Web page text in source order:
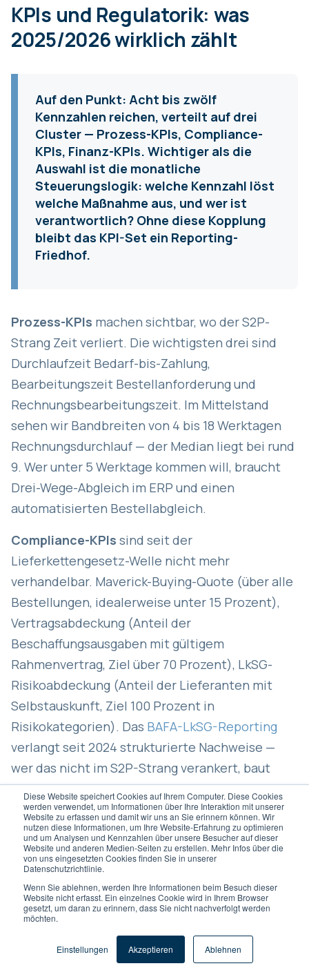
Diese Website speichert Cookies auf Ihrem Computer. Diese Cookies
werden verwendet, um Informationen über Ihre Interaktion mit unserer
Website zu erfassen und damit wir uns an Sie erinnern können. Wir
nutzen diese Informationen, um Ihre Website-Erfahrung zu optimieren
und um Analysen und Kennzahlen über unsere Besucher auf dieser
Website und anderen Medien-Seiten zu erstellen. Mehr Infos über die
von uns eingesetzten Cookies finden Sie in unserer
Datenschutzrichtlinie.
Wenn Sie ablehnen, werden Ihre Informationen beim Besuch dieser
Website nicht erfasst. Ein einzelnes Cookie wird in Ihrem Browser
gesetzt, um daran zu erinnern, dass Sie nicht nachverfolgt werden
möchten.
Einstellungen Akzeptieren Ablehnen
KPIs und Regulatorik: was
2025/2026 wirklich zählt
Auf den Punkt: Acht bis zwölf
Kennzahlen reichen, verteilt auf drei
Cluster — Prozess-KPIs, Compliance-
KPIs, Finanz-KPIs. Wichtiger als die
Auswahl ist die monatliche
Steuerungslogik: welche Kennzahl löst
welche Maßnahme aus, und wer ist
verantwortlich? Ohne diese Kopplung
bleibt das KPI-Set ein Reporting-
Friedhof.
Prozess-KPIs machen sichtbar, wo der S2P-
Strang Zeit verliert. Die wichtigsten drei sind
Durchlaufzeit Bedarf-bis-Zahlung,
Bearbeitungszeit Bestellanforderung und
Rechnungsbearbeitungszeit. Im Mittelstand
sehen wir Bandbreiten von 4 bis 18 Werktagen
Rechnungsdurchlauf — der Median liegt bei rund
9. Wer unter 5 Werktage kommen will, braucht
Drei-Wege-Abgleich im ERP und einen
automatisierten Bestellabgleich.
Compliance-KPIs sind seit der
Lieferkettengesetz-Welle nicht mehr
verhandelbar. Maverick-Buying-Quote (über alle
Bestellungen, idealerweise unter 15 Prozent),
Vertragsabdeckung (Anteil der
Beschaffungsausgaben mit gültigem
Rahmenvertrag, Ziel über 70 Prozent), LkSG-
Risikoabdeckung (Anteil der Lieferanten mit
Selbstauskunft, Ziel 100 Prozent in
Risikokategorien). Das BAFA-LkSG-Reporting
verlangt seit 2024 strukturierte Nachweise —
wer das nicht im S2P-Strang verankert, baut
paralleles Excel-Reporting auf.
Finanz-KPIszeigen den unmittelbaren Geld-
Effekt. Skonto-Realisierungsquote (Anteil der
genutzten Skontofristen, Ziel über 80 Prozent),
Savings aus Verhandlungen (mit klarer
Definition: nur tatsächlich realisierte
Einsparungen gegen Vorjahrespreis), Days
Payable Outstanding (DPO, abgestimmt mit
Working-Capital-Strategie). Im Mittelstand ist